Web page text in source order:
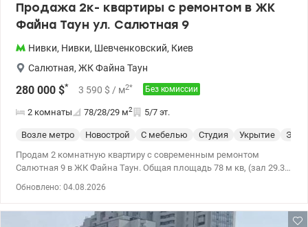
Паркинг. Звоните, чтобы договориться о просмотре. Цена:
335000 у.о. Валентина 0977893310 valion.ua/1117168
Продажа 2к- квартиры с ремонтом в ЖК
Файна Таун ул. Салютная 9
Нивки, Нивки, Шевченковский, Киев
Салютная, ЖК Файна Таун
280 000 $* 3 590 $ / м2* Без комиссии
2 комнаты 78/28/29 м2 5/7 эт.
Возле метро Новострой С мебелью Студия Укрытие
Элит
Продам 2 комнатную квартиру с современным ремонтом
Салютная 9 в ЖК Файна Таун. Общая площадь 78 м кв, (зал 29.3,
меблирована. В квартире реализованы все современные
Обновлено: 04.08.2026